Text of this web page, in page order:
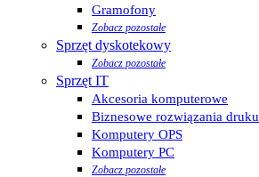
Gramofony
Zobacz pozostałe
Sprzęt dyskotekowy
Zobacz pozostałe
Sprzęt IT
Akcesoria komputerowe
Biznesowe rozwiązania druku
Komputery OPS
Komputery PC
Zobacz pozostałe